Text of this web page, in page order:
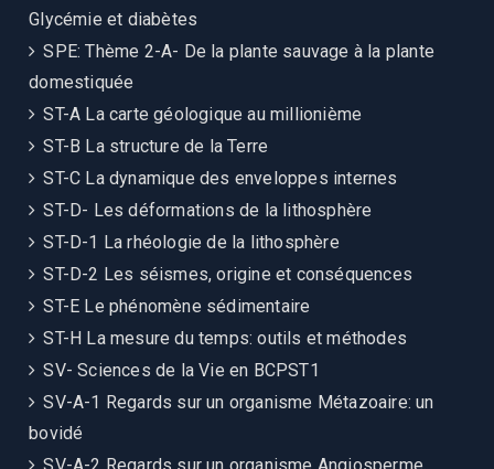
Glycémie et diabètes
SPE: Thème 2-A- De la plante sauvage à la plante
domestiquée
ST-A La carte géologique au millionième
ST-B La structure de la Terre
ST-C La dynamique des enveloppes internes
ST-D- Les déformations de la lithosphère
ST-D-1 La rhéologie de la lithosphère
ST-D-2 Les séismes, origine et conséquences
ST-E Le phénomène sédimentaire
ST-H La mesure du temps: outils et méthodes
SV- Sciences de la Vie en BCPST1
SV-A-1 Regards sur un organisme Métazoaire: un
bovidé
SV-A-2 Regards sur un organisme Angiosperme,